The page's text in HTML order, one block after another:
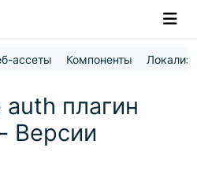
ассеты Компоненты
плагин
Версии